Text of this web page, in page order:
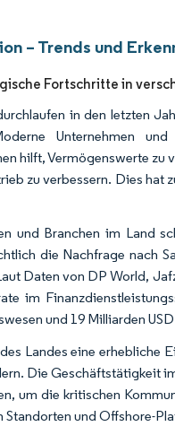
– Trends und
Fortschritte in
in den letzten
Unternehmen
hilft, Vermögenswerte zu
zu verbessern. Dies
und Branchen im Land
die Nachfrage nach
Daten von DP World,
im
und 19 Milliarden
Landes eine erhebliche
Die Geschäftstätigkeit
um die kritischen
und Offshore-